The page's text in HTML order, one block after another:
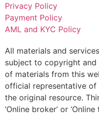
Privacy Policy
Payment Policy
AML and KYC Policy
All materials and
subject to copyright and
of materials from this
official representative of
the original resource.
‘Online broker’ or